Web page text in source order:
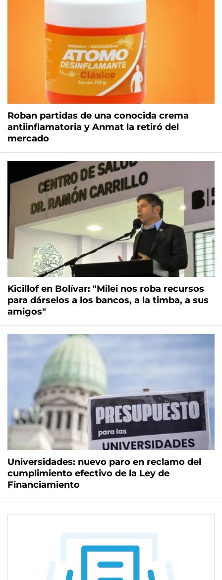
Roban partidas de una conocida crema
antiinflamatoria y Anmat la retiró del
mercado
Kicillof en Bolívar: "Milei nos roba recursos
para dárselos a los bancos, a la timba, a sus
amigos"
Universidades: nuevo paro en reclamo del
cumplimiento efectivo de la Ley de
Financiamiento